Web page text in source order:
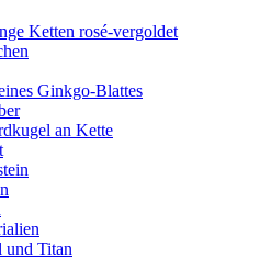
Ketten rosé-vergoldet
Ginkgo-Blattes
an Kette
und Titan